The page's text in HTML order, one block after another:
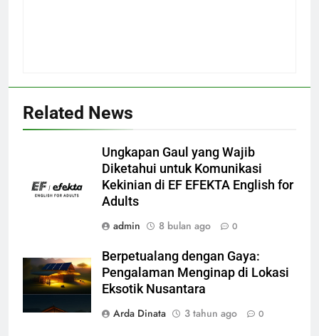
Related News
Ungkapan Gaul yang Wajib
Diketahui untuk Komunikasi
Kekinian di EF EFEKTA English for
Adults
admin
8 bulan ago 0
Berpetualang dengan Gaya:
Pengalaman Menginap di Lokasi
Eksotik Nusantara
Arda Dinata
3 tahun ago 0